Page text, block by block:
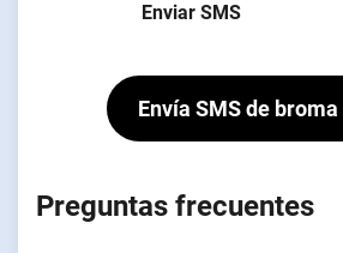
Enviar SMS
Envía SMS de
Preguntas frecuentes